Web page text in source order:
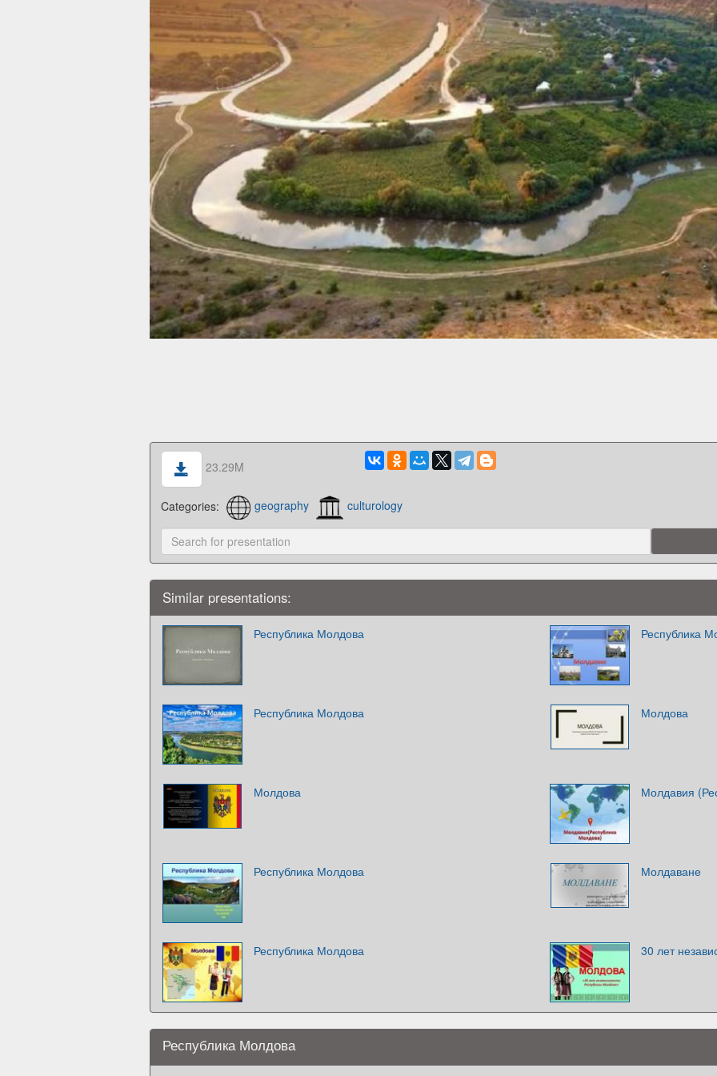
23.29M
Categories: geography culturology
Similar presentations:
Республика Молдова Республика
Республика Молдова Молдова
Молдова Молдавия
Республика Молдова Молдаване
Республика Молдова 30 лет
Республика Молдова